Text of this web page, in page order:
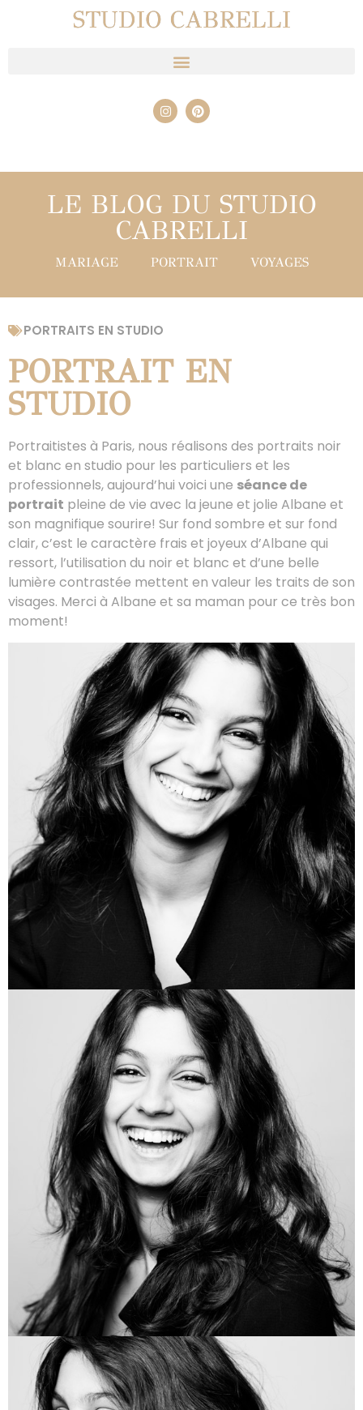
STUDIO CABRELLI
LE BLOG DU STUDIO
CABRELLI
MARIAGE PORTRAIT VOYAGES
PORTRAITS EN STUDIO
PORTRAIT EN
STUDIO
Portraitistes à Paris, nous réalisons des portraits noir
et blanc en studio pour les particuliers et les
professionnels, aujourd’hui voici une séance de
portrait pleine de vie avec la jeune et jolie Albane et
son magnifique sourire! Sur fond sombre et sur fond
clair, c’est le caractère frais et joyeux d’Albane qui
ressort, l’utilisation du noir et blanc et d’une belle
lumière contrastée mettent en valeur les traits de son
visages. Merci à Albane et sa maman pour ce très bon
moment!